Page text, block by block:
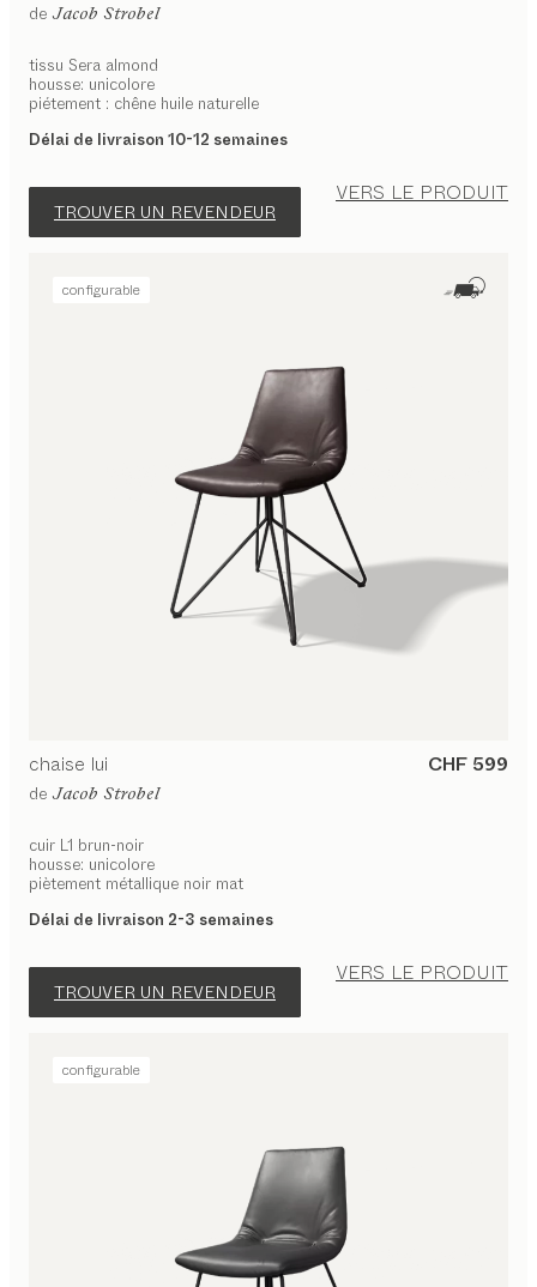
de Jacob Strobel
tissu Sera almond
housse: unicolore
piétement : chêne huile naturelle
Délai de livraison 10-12 semaines
TROUVER UN REVENDEUR
VERS LE PRODUIT
configurable
chaise lui CHF 599
de Jacob Strobel
cuir L1 brun-noir
housse: unicolore
piètement métallique noir mat
Délai de livraison 2-3 semaines
TROUVER UN REVENDEUR
VERS LE PRODUIT
configurable